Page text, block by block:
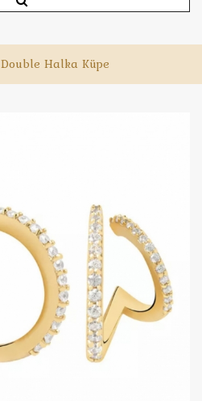
Double Halka Küpe